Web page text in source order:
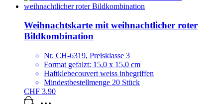
Weihnachtskarte mit weihnachtlicher roter
Bildkombination
Nr. CH-6319, Preisklasse 3
Format gefalzt: 15,0 x 15,0 cm
Haftklebecouvert weiss inbegriffen
Mindestbestellmenge 20 Stück
CHF 3.90